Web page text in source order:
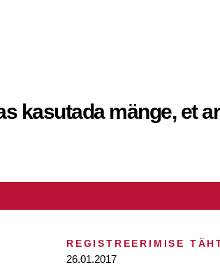
kasutada mänge, et
REGISTREERIMISE
26.01.2017